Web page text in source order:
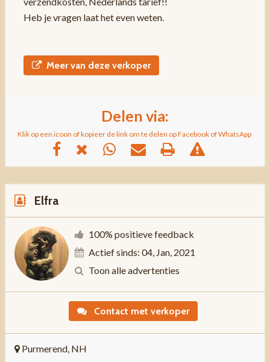
Heb je vragen laat het even weten.
Meer van deze verkoper
Delen via:
Klik op een icoon of kopieer de link om te delen op Facebook of WhatsApp
Elfra
100% positieve feedback
Actief sinds: 04, Jan, 2021
Toon alle advertenties
Contact met verkoper
Purmerend, NH